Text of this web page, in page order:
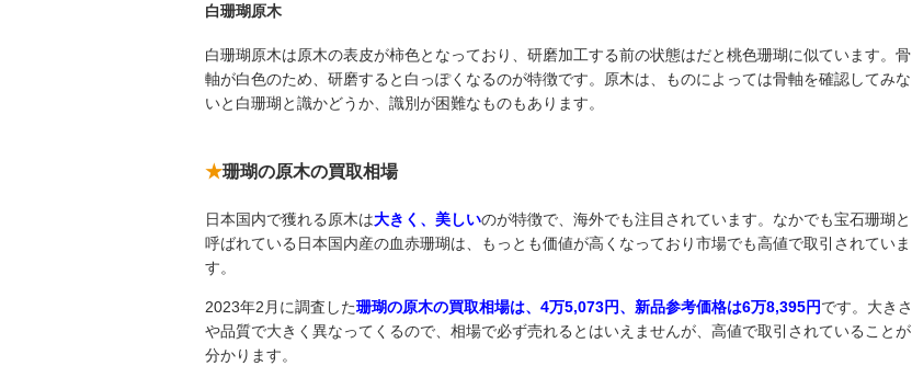
白珊瑚原木
白珊瑚原木は原木の表皮が柿色となっており、研磨加工する前の状態はだと桃色珊瑚に似ています。骨
軸が白色のため、研磨すると白っぽくなるのが特徴です。原木は、ものによっては骨軸を確認してみな
いと白珊瑚と識かどうか、識別が困難なものもあります。
珊瑚の原木の買取相場
日本国内で獲れる原木は大きく、美しいのが特徴で、海外でも注目されています。なかでも宝石珊瑚と
呼ばれている日本国内産の血赤珊瑚は、もっとも価値が高くなっており市場でも高値で取引されていま
す。
2023年2月に調査した珊瑚の原木の買取相場は、4万5,073円、新品参考価格は6万8,395円です。大きさ
や品質で大きく異なってくるので、相場で必ず売れるとはいえませんが、高値で取引されていることが
分かります。